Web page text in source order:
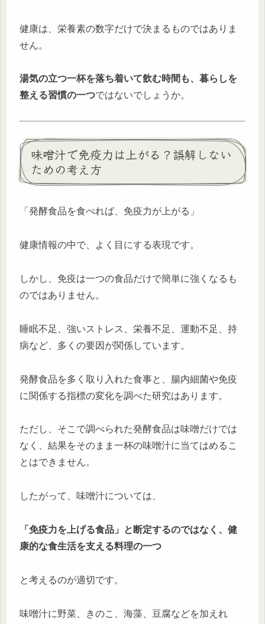
健康は、栄養素の数字だけで決まるものではありま
せん。
湯気の立つ一杯を落ち着いて飲む時間も、暮らしを
整える習慣の一つではないでしょうか。
味噌汁で免疫力は上がる？誤解しない
ための考え方
「発酵食品を食べれば、免疫力が上がる」
健康情報の中で、よく目にする表現です。
しかし、免疫は一つの食品だけで簡単に強くなるも
のではありません。
睡眠不足、強いストレス、栄養不足、運動不足、持
病など、多くの要因が関係しています。
発酵食品を多く取り入れた食事と、腸内細菌や免疫
に関係する指標の変化を調べた研究はあります。
ただし、そこで調べられた発酵食品は味噌だけでは
なく、結果をそのまま一杯の味噌汁に当てはめるこ
とはできません。
したがって、味噌汁については、
「免疫力を上げる食品」と断定するのではなく、健
康的な食生活を支える料理の一つ
と考えるのが適切です。
味噌汁に野菜、きのこ、海藻、豆腐などを加えれ